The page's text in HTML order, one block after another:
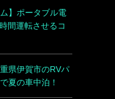
】ポータブル電
間運転させるコ
県伊賀市のRVパ
夏の車中泊！